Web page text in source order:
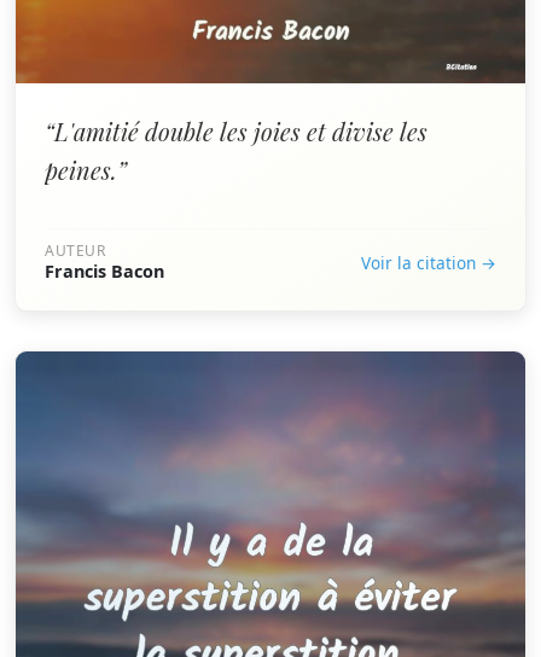
“L'amitié double les joies et divise les
peines.”
AUTEUR
Francis Bacon Voir la citation →